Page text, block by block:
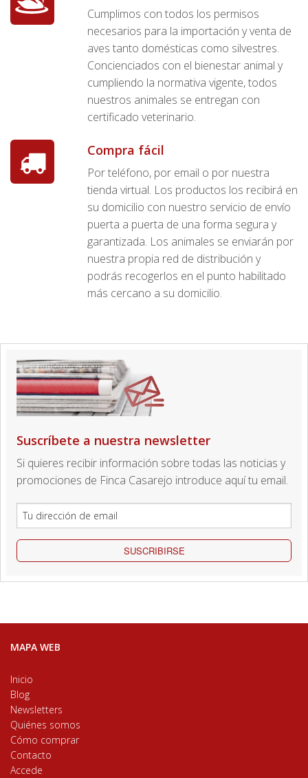
Cumplimos con todos los permisos
necesarios para la importación y venta de
aves tanto domésticas como silvestres.
Concienciados con el bienestar animal y
cumpliendo la normativa vigente, todos
nuestros animales se entregan con
certificado veterinario.
Compra fácil
Por teléfono, por email o por nuestra
tienda virtual. Los productos los recibirá en
su domicilio con nuestro servicio de envío
puerta a puerta de una forma segura y
garantizada. Los animales se enviarán por
nuestra propia red de distribución y
podrás recogerlos en el punto habilitado
más cercano a su domicilio.
Suscríbete a nuestra newsletter
Si quieres recibir información sobre todas las noticias y
promociones de Finca Casarejo introduce aquí tu email.
SUSCRIBIRSE
MAPA WEB
Inicio
Blog
Newsletters
Quiénes somos
Cómo comprar
Contacto
Accede